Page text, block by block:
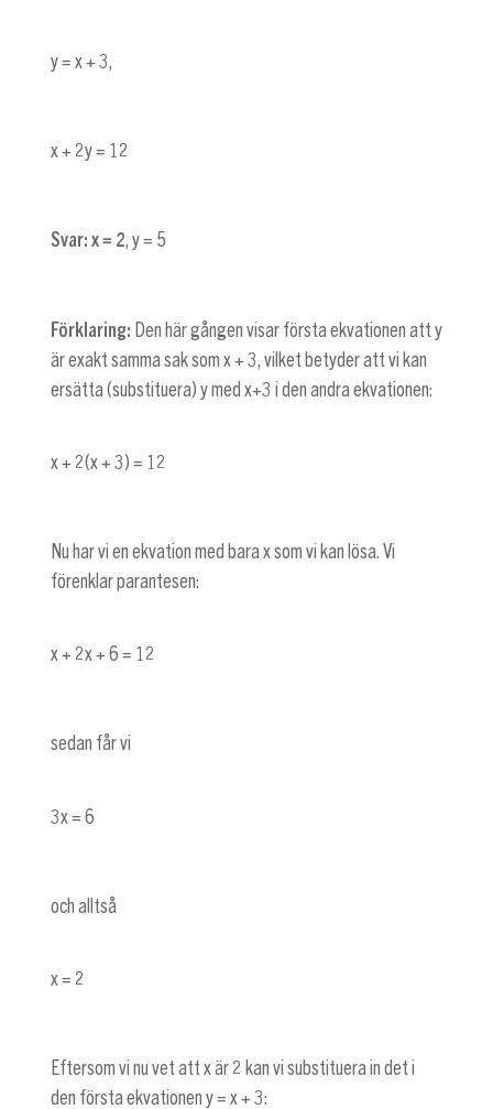
y = x + 3,
x + 2y = 12
Svar: x = 2, y = 5
Förklaring: Den här gången visar första ekvationen att y
är exakt samma sak som x + 3 , vilket betyder att vi kan
ersätta (substituera) y med x+3 i den andra ekvationen:
x + 2(x + 3) = 12
Nu har vi en ekvation med bara x som vi kan lösa. Vi
förenklar parantesen:
x + 2x + 6 = 12
sedan får vi
3x = 6
och alltså
x = 2
Eftersom vi nu vet att x är 2 kan vi substituera in det i
den första ekvationen y = x + 3: